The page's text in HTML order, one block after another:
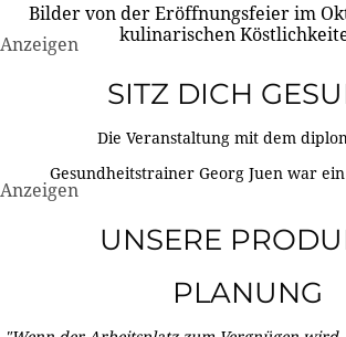
Bilder von der Eröffnungsfeier im
kulinarischen
Anzeigen
SITZ DICH
Die Veranstaltung mit dem
Gesundheitstrainer Georg Juen war
Anzeigen
UNSERE
PLANUNG